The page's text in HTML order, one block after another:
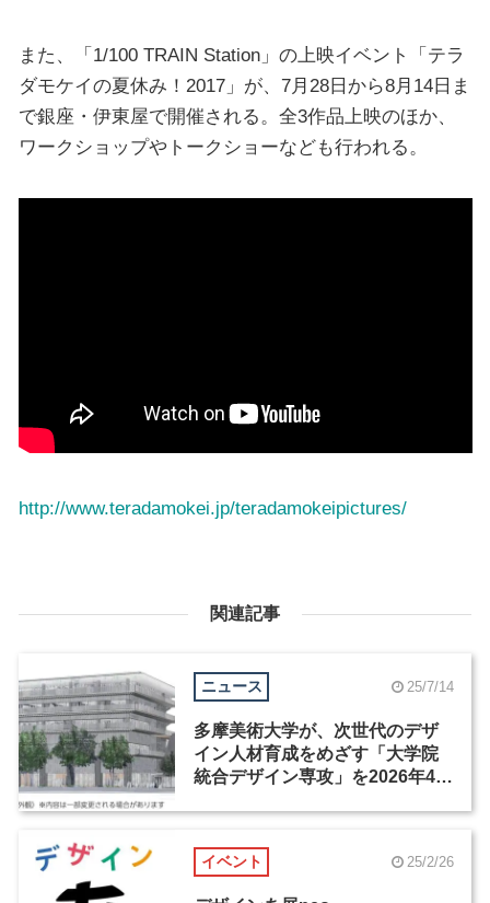
また、「1/100 TRAIN Station」の上映イベント「テラ
ダモケイの夏休み！2017」が、7月28日から8月14日ま
で銀座・伊東屋で開催される。全3作品上映のほか、
ワークショップやトークショーなども行われる。
http://www.teradamokei.jp/teradamokeipictures/
関連記事
ニュース 25/7/14
多摩美術大学が、次世代のデザ
イン人材育成をめざす「大学院
統合デザイン専攻」を2026年4月
イベント 25/2/26